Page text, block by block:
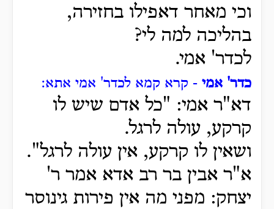
וכי מאחר דאפילו בחזירה,
בהליכה למה לי?
לכדר' אמי.
כדר' אמי - קרא קמא לכדר' אמי אתא:
דא"ר אמי: "כל אדם שיש לו
קרקע, עולה לרגל.
ושאין לו קרקע, אין עולה לרגל".
א"ר אבין בר רב אדא אמר ר'
יצחק: מפני מה אין פירות גינוסר